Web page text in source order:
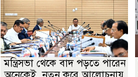
মন্ত্রিসভা থেকে বাদ পড়তে পারেন